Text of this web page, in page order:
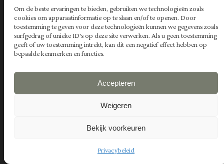
Om de beste ervaringen te bieden, gebruiken we technologieën zoals
cookies om apparaatinformatie op te slaan en/of te openen. Door
toestemming te geven voor deze technologieën kunnen we gegevens zoals
surfgedrag of unieke ID's op deze site verwerken. Als u geen toestemming
geeft of uw toestemming intrekt, kan dit een negatief effect hebben op
bepaalde kenmerken en functies.
Accepteren
Weigeren
Bekijk voorkeuren
Privacybeleid